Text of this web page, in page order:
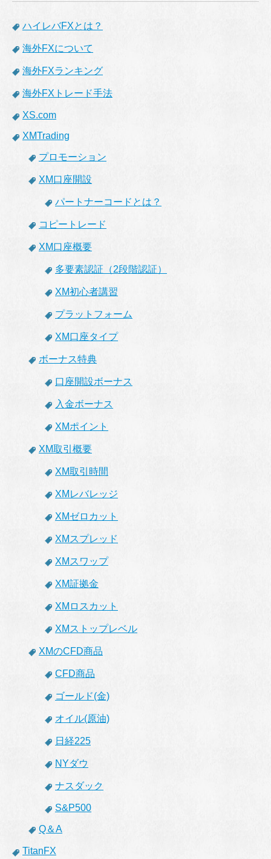
ハイレバFXとは？
海外FXについて
海外FXランキング
海外FXトレード手法
XS.com
XMTrading
プロモーション
XM口座開設
パートナーコードとは？
コピートレード
XM口座概要
多要素認証（2段階認証）
XM初心者講習
プラットフォーム
XM口座タイプ
ボーナス特典
口座開設ボーナス
入金ボーナス
XMポイント
XM取引概要
XM取引時間
XMレバレッジ
XMゼロカット
XMスプレッド
XMスワップ
XM証拠金
XMロスカット
XMストップレベル
XMのCFD商品
CFD商品
ゴールド(金)
オイル(原油)
日経225
NYダウ
ナスダック
S&P500
Q＆A
TitanFX